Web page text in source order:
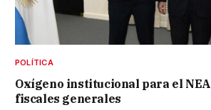
POLÍTICA
Oxígeno institucional para el
fiscales generales